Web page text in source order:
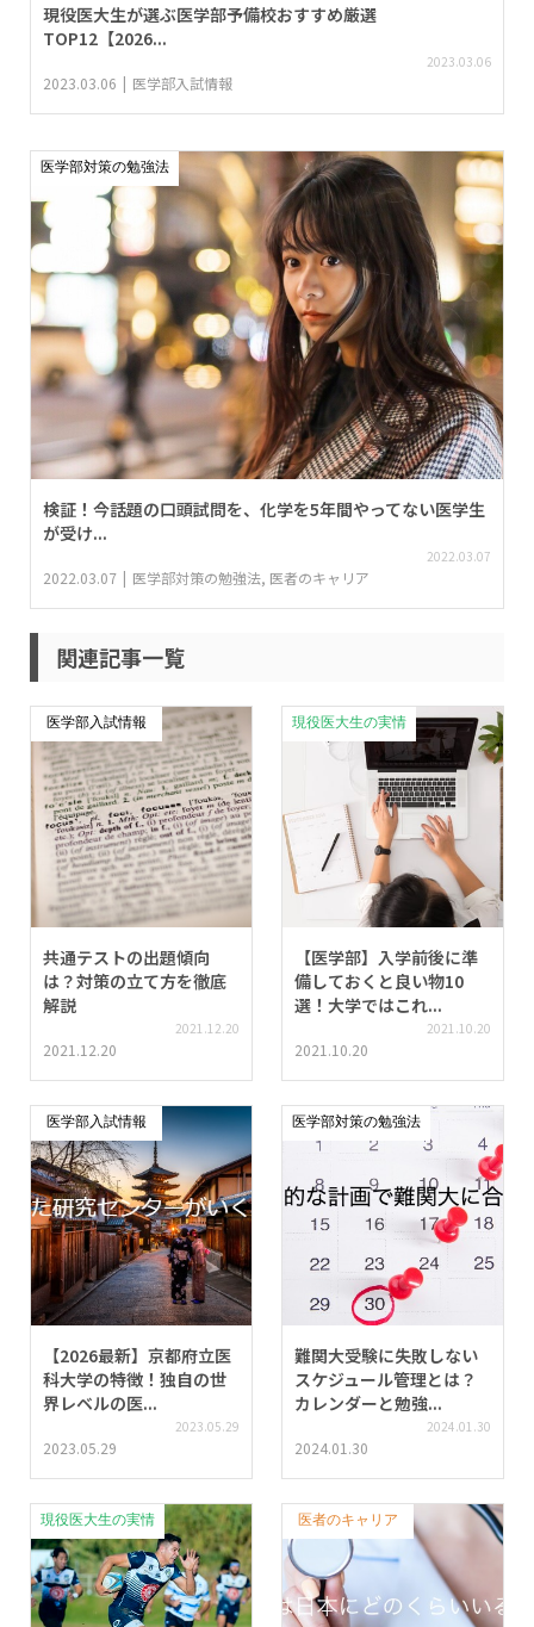
現役医大生が選ぶ医学部予備校おすすめ厳選
TOP12【2026...
2023.03.06
2023.03.06 医学部入試情報
医学部対策の勉強法
検証！今話題の口頭試問を、化学を5年間やってない医学生
が受け...
2022.03.07
2022.03.07 医学部対策の勉強法, 医者のキャリア
関連記事一覧
医学部入試情報
共通テストの出題傾向
は？対策の立て方を徹底
解説
2021.12.20
2021.12.20
現役医大生の実情
【医学部】入学前後に準
備しておくと良い物10
選！大学ではこれ...
2021.10.20
2021.10.20
医学部入試情報
【2026最新】京都府立医
科大学の特徴！独自の世
界レベルの医...
2023.05.29
2023.05.29
医学部対策の勉強法
難関大受験に失敗しない
スケジュール管理とは？
カレンダーと勉強...
2024.01.30
2024.01.30
現役医大生の実情 医者のキャリア